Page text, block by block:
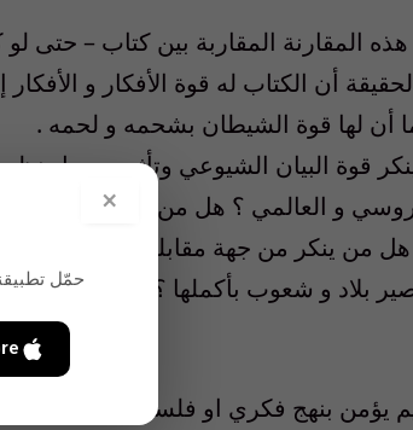
المقارنة المقاربة بين كتاب – حتى لو
أن الكتاب له قوة الأفكار و
أن لها قوة الشيطان بشحمه و لحمه .
قوة البيان الشيوعي وتأثير مجمل
و العالمي ؟ هل من ينكر تأثير”
من ينكر من جهة مقابلة تأثير كتب من
بلاد و شعوب بأكملها ؟
يؤمن بنهج فكري او فلسفي تأثّر به في
×
حمّل